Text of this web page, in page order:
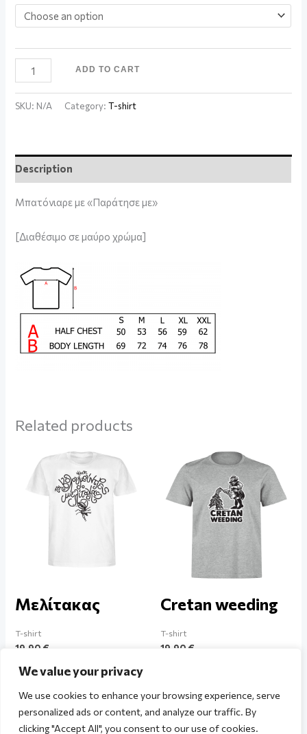
We value your privacy
We use cookies to enhance your browsing experience, serve
personalized ads or content, and analyze our traffic. By
clicking "Accept All", you consent to our use of cookies.
ADD TO CART
SKU: N/A Category:T-shirt
Description
Μπατόνιαρε με «Παράτησε με»
[Διαθέσιμο σε μαύρο χρώμα]
Related products
Μελίτακας
T-shirt
19,90€
Cretan weeding
T-shirt
19,90 €